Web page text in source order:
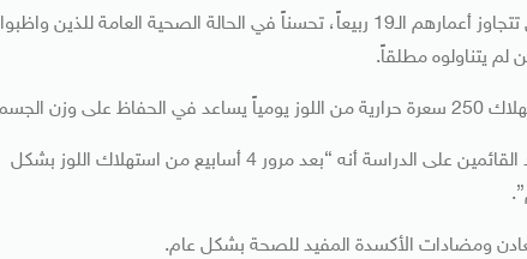
وأثبتت إحدى هذه الدراسات والتي أجريت على 24.808 أشخاص تتجاوز أعمارهم الـ19 ربيعاً، تحسناً في الحالة الصحية العامة للذين واظبوا
لم يتناولوه مطلقاً.
الجسم.
ومن جانبه، أوضح دكتور ريتشارد ماتز الأستاذ بجامعة بوردو وأحد القائمين على الدراسة أنه “بعد مرور 4 أسابيع من استهلاك اللوز بشكل
ومضادات الأكسدة المفيد للصحة بشكل عام.